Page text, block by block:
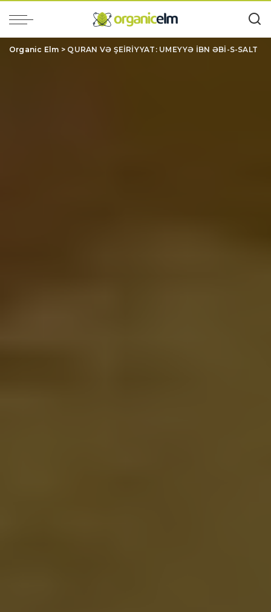
Organic Elm > QURAN VƏ ŞEİRİYYAT: UMEYYƏ İBN ƏBİ-S-SALT